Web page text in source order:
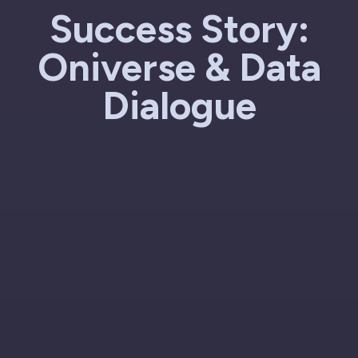
Success Story:
Oniverse & Data
Dialogue